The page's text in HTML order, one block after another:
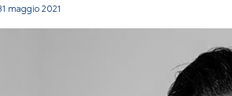
maggio 2021